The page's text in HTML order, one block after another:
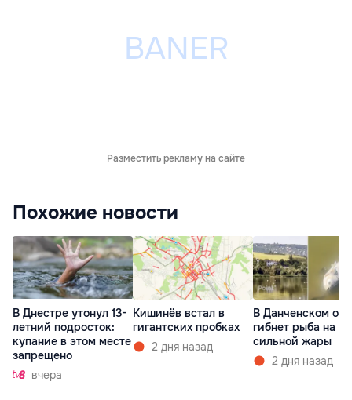
Разместить рекламу на сайте
Похожие новости
В Днестре утонул 13-
летний подросток:
купание в этом месте
запрещено
вчера
Кишинёв встал в
гигантских пробках
2 дня назад
В Данченском
гибнет рыба на
сильной жары
2 дня назад